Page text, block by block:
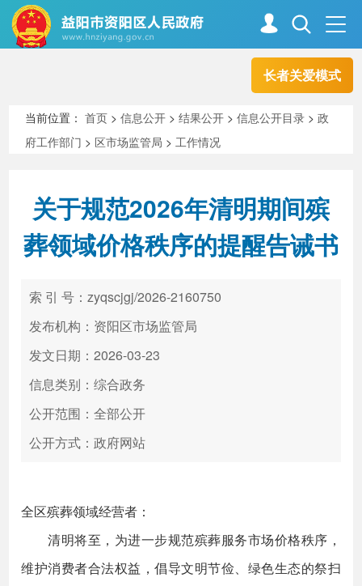
长者关爱模式
走进资阳
新闻中心 解读回应
政务服务
高效办成一件事
当前位置：首页 >信息公开 >结果公开 >信息公开目录 >政
府工作部门 > 区市场监管局 >工作情况
关于规范2026年清明期间殡
葬领域价格秩序的提醒告诫书
索 引 号：zyqscjgj/2026-2160750
发布机构：资阳区市场监管局
发文日期：2026-03-23
信息类别：综合政务
公开范围：全部公开
公开方式：政府网站
全区殡葬领域经营者：
清明将至，为进一步规范殡葬服务市场价格秩序，
维护消费者合法权益，倡导文明节俭、绿色生态的祭扫